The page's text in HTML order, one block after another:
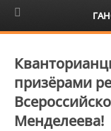
6+
призёрами
Менделеева!